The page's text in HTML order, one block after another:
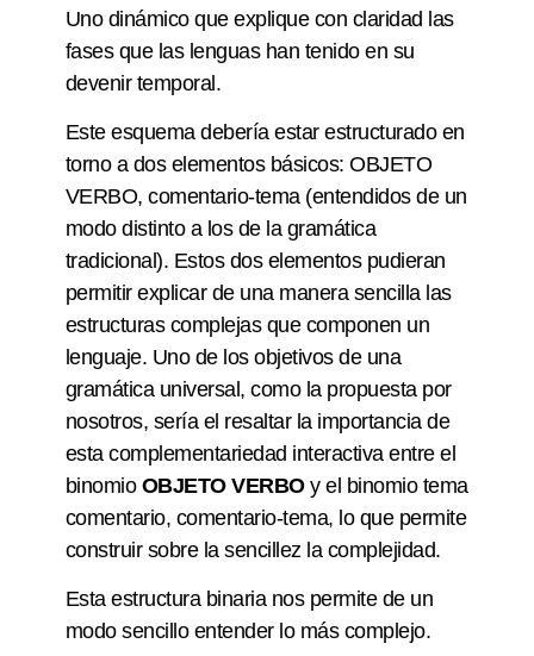
Uno dinámico que explique con claridad las
fases que las lenguas han tenido en su
devenir temporal.
Este esquema debería estar estructurado en
torno a dos elementos básicos: OBJETO
VERBO, comentario-tema (entendidos de un
modo distinto a los de la gramática
tradicional). Estos dos elementos pudieran
permitir explicar de una manera sencilla las
estructuras complejas que componen un
lenguaje. Uno de los objetivos de una
gramática universal, como la propuesta por
nosotros, sería el resaltar la importancia de
esta complementariedad interactiva entre el
binomio OBJETO VERBOy el binomio tema
comentario, comentario-tema, lo que permite
construir sobre la sencillez la complejidad.
Esta estructura binaria nos permite de un
modo sencillo entender lo más complejo.